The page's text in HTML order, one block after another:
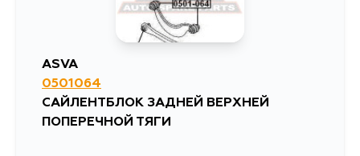
ASVA
0501064
САЙЛЕНТБЛОК ЗАДНЕЙ ВЕРХНЕЙ
ПОПЕРЕЧНОЙ ТЯГИ